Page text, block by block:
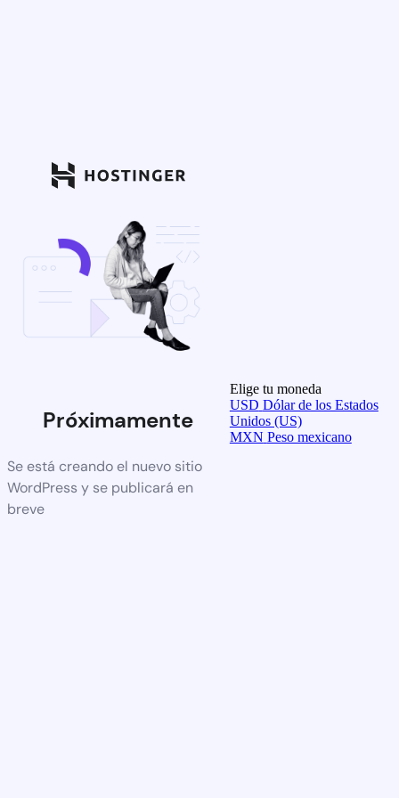
Próximamente
Se está creando el nuevo sitio
WordPress y se publicará en
breve
Elige tu moneda
USD Dólar de los Estados
Unidos (US)
MXN Peso mexicano